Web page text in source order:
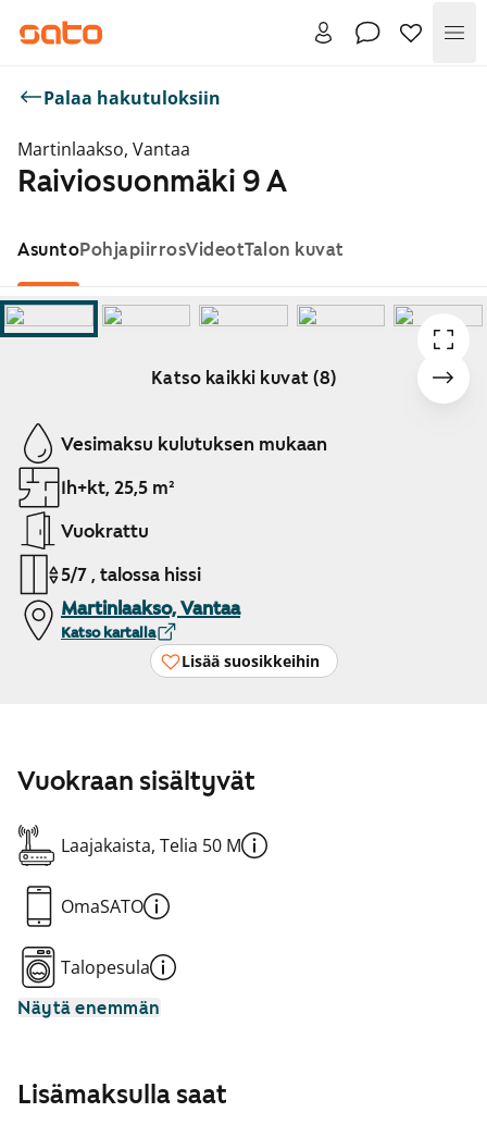
Palaa hakutuloksiin
Martinlaakso, Vantaa
Raiviosuonmäki 9 A
AsuntoPohjapiirrosVideotTalon kuvat
Katso kaikki kuvat (8)
Näytetään dia 1 / 8
Vesimaksu kulutuksen mukaan
1h+kt, 25,5 m²
Vuokrattu
5/7 , talossa hissi
Martinlaakso, Vantaa
Katso kartalla
Lisää suosikkeihin
Vuokraan sisältyvät
Laajakaista, Telia 50 M
OmaSATO
Talopesula
Näytä enemmän
Lisämaksulla saat